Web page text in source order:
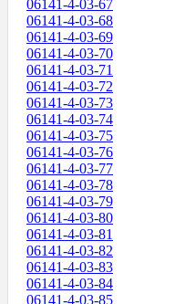
06141-4-03-67
06141-4-03-68
06141-4-03-69
06141-4-03-70
06141-4-03-71
06141-4-03-72
06141-4-03-73
06141-4-03-74
06141-4-03-75
06141-4-03-76
06141-4-03-77
06141-4-03-78
06141-4-03-79
06141-4-03-80
06141-4-03-81
06141-4-03-82
06141-4-03-83
06141-4-03-84
06141-4-03-85